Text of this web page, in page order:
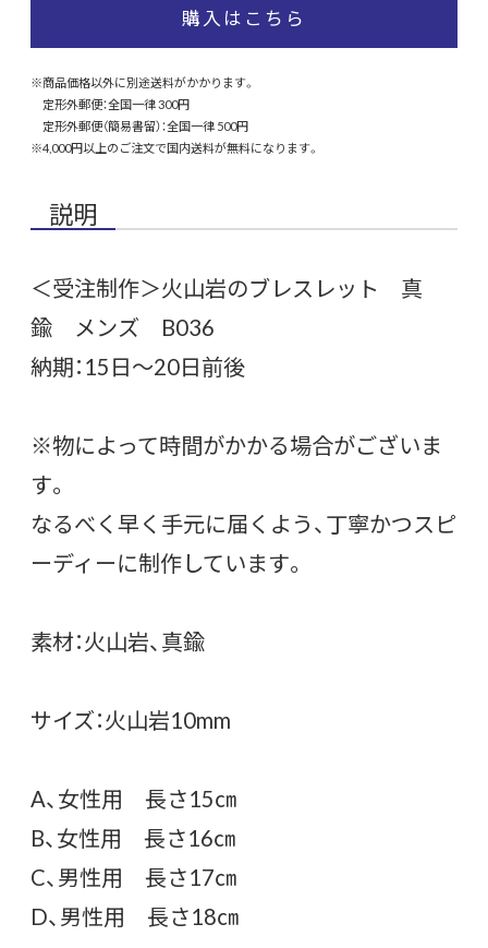
購入はこちら
※商品価格以外に別途送料がかかります。
定形外郵便：全国一律 300円
定形外郵便（簡易書留）：全国一律 500円
※4,000円以上のご注文で国内送料が無料になります。
説明
＜受注制作＞火山岩のブレスレット 真
鍮 メンズ B036
納期：15日～20日前後
※物によって時間がかかる場合がございま
す。
なるべく早く手元に届くよう、丁寧かつスピ
ーディーに制作しています。
素材：火山岩、真鍮
サイズ：火山岩10mm
A、女性用 長さ15㎝
B、女性用 長さ16㎝
C、男性用 長さ17㎝
D、男性用 長さ18㎝